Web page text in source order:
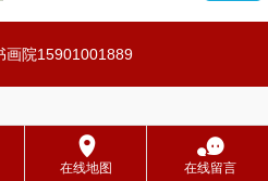
画院15901001889
󰅊
在线地图
󰂮
在线留言